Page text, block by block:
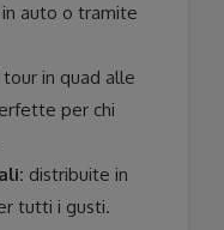
auto o tramite
tour in quad alle
per chi
distribuite in
tutti i gusti.